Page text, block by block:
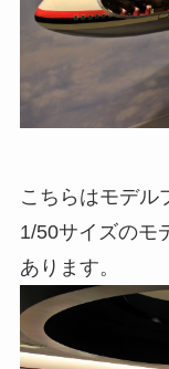
こちらはモデル
1/50サイズのモ
あります。